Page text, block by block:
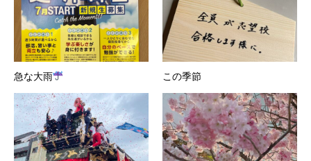
急な大雨 この季節